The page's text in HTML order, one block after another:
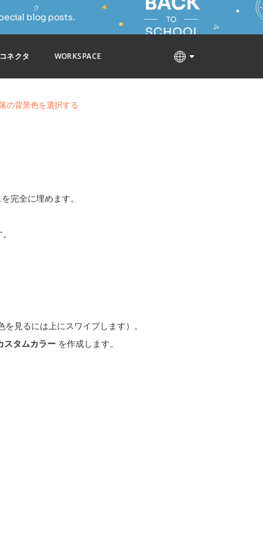
blog posts.
コネクタ WORKSPACE
の背景色を選択する
完全に埋めます。
見るには上にスワイプします）。
スタムカラー を作成します。